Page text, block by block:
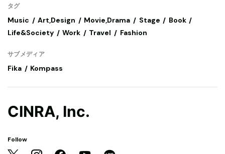
タグ
Music Art,Design Movie,Drama Stage
Book
Life&Society
Work Travel Fashion
サブメディア
Fika Kompass
CINRA, Inc.
Follow